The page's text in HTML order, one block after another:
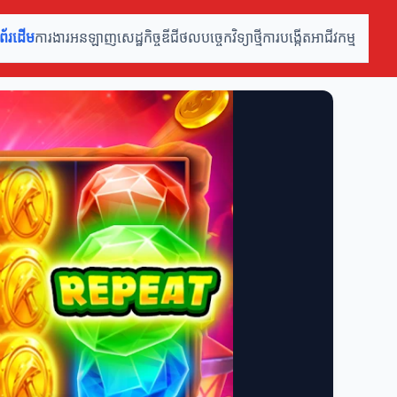
រដើមការងារអនឡាញសេដ្ឋកិច្ចឌីជីថលបច្ចេកវិទ្យាថ្មីការបង្កើតអាជីវកម្ម